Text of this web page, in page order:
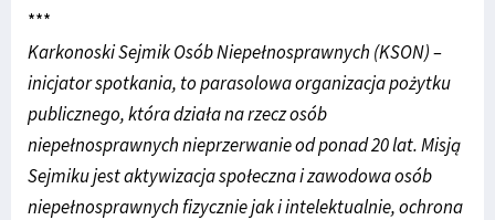
***
Karkonoski Sejmik Osób Niepełnosprawnych (KSON) –
inicjator spotkania, to parasolowa organizacja pożytku
publicznego, która działa na rzecz osób
niepełnosprawnych nieprzerwanie od ponad 20 lat. Misją
Sejmiku jest aktywizacja społeczna i zawodowa osób
niepełnosprawnych fizycznie jak i intelektualnie, ochrona